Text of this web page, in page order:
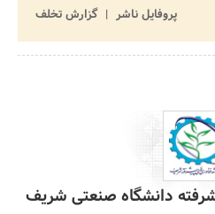
پروفایل ناشر
گزارش تخلف
دانشگاه صنعتى شریف